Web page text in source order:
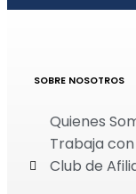
SOBRE NOSOTROS
Quienes
Trabaja
Club de